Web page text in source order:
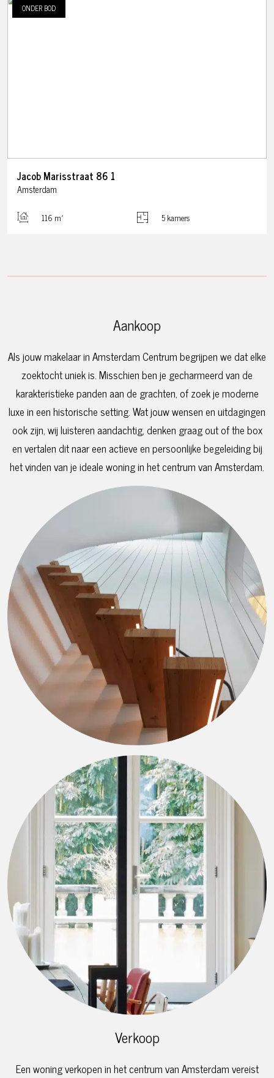
ONDER BOD
Jacob Marisstraat 86 1
Amsterdam
116 m² 5 kamers
Aankoop
Als jouw makelaar in Amsterdam Centrum begrijpen we dat elke
zoektocht uniek is. Misschien ben je gecharmeerd van de
karakteristieke panden aan de grachten, of zoek je moderne
luxe in een historische setting. Wat jouw wensen en uitdagingen
ook zijn, wij luisteren aandachtig, denken graag out of the box
en vertalen dit naar een actieve en persoonlijke begeleiding bij
het vinden van je ideale woning in het centrum van Amsterdam.
Verkoop
Een woning verkopen in het centrum van Amsterdam vereist